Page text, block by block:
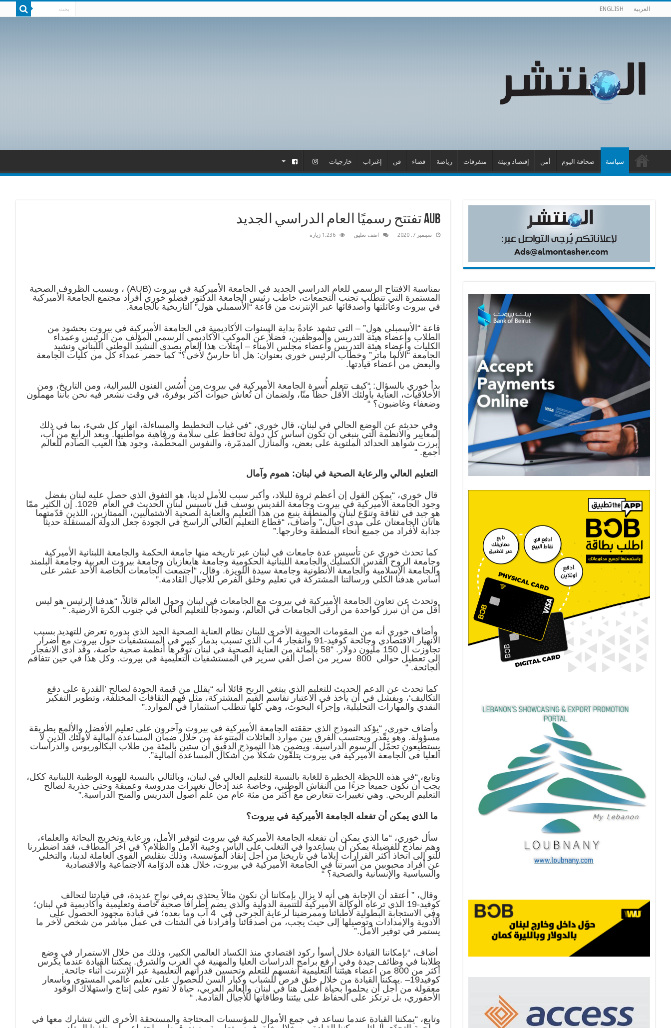
العربية ENGLISH
سياسة صحافة اليوم أمن إقتصاد وبيئة متفرقات رياضة قضاء فن إغتراب خارجيات
AUB تفتتح رسميًا العام الدراسي الجديد
سبتمبر 7, 2020 اضف تعليق 1,236 زيارة
بمناسبة الافتتاح الرسمي للعام الدراسي الجديد في الجامعة الأميركية في بيروت (AUB) ، وبسبب الظروف الصحية
المستمرة التي تتطلب تجنب التجمعات، خاطب رئيس الجامعة الدكتور فضلو خوري أفراد مجتمع الجامعة الأميركية
في بيروت وعائلتها وأصدقائها عبر الإنترنت من قاعة “الأسمبلي هول” التاريخية بالجامعة.
قاعة “الأسمبلي هول” – التي تشهد عادةً بداية السنوات الأكاديمية في الجامعة الأميركية في بيروت بحشود من
الطلاب وأعضاء هيئة التدريس والموظفين، فضلاً عن الموكب الأكاديمي الرسمي المؤلف من الرئيس وعمداء
الكليات وأعضاء هيئة التدريس وأعضاء مجلس الأمناء – امتلأت هذا العام بصدى النشيد الوطني اللبناني ونشيد
الجامعة “الألما ماتر” وخطاب الرئيس خوري بعنوان: هل أنا حارسٌ لأخي؟” كما حضر عمداء كل من كليات الجامعة
والبعض من أعضاء قيادتها.
بدأ خوري بالسؤال: “كيف تتعلم أُسرة الجامعة الأميركية في بيروت من أُسُس الفنون الليبرالية، ومن التاريخ، ومن
الأخلاقيات، العناية بأولئك الأقل حظًا منّا، ولضمان أن تُعاش حيوات أكثر بوفرة، في وقت نشعر فيه نحن بأننا مهملون
وضعفاء وغاضبون؟ “
وفي حديثه عن الوضع الحالي في لبنان، قال خوري، “في غياب التخطيط والمساءلة، انهار كل شيء، بما في ذلك
المعايير والأنظمة التي ينبغي أن تكون أساس كل دولة تحافظ على سلامة ورفاهية مواطنيها. وبعد الرابع من آب،
أبرزت شواهد الحدائد الملتوية على بعض، والمنازل المدمّرة، والنفوس المحطّمة، وجود هذا العيب الصادم للعالم
أجمع. “
التعليم العالي والرعاية الصحية في لبنان: هموم وآمال
قال خوري، “يمكن القول إن أعظم ثروة للبلاد، وأكبر سبب للأمل لدينا، هو التفوق الذي حصل عليه لبنان بفضل
وجود الجامعة الأميركية في بيروت وجامعة القديس يوسف قبل تأسيس لبنان الحديث في العام 029
1
. إن الكثير ممّا
هو جيد في ثقافة وتنوّع لبنان والمنطقة ينبع من هذا التعليم والعناية الصحية الاشتماليين، الممتازين، اللذين قدّمتهما
هاتان الجامعتان على مدى أجيال،” وأضاف، “قطاع التعليم العالي الراسخ في الجودة جعل الدولة المستقلة حديثاً
جذابة لأفراد من جميع أنحاء المنطقة وخارجها.”
كما تحدث خوري عن تأسيس عدة جامعات في لبنان عبر تاريخه منها جامعة الحكمة والجامعة اللبنانية الأميركية
وجامعة الروح القدس الكسليك والجامعة اللبنانية الحكومية وجامعة هايغازيان وجامعة بيروت العربية وجامعة البلمند
والجامعة الإسلامية والجامعة الأنطونية وجامعة سيدة اللويزة. وقال، “اجتمعت الجامعات الخاصة الأحد عشر على
أساس هدفنا الكلي ورسالتنا المشتركة في تعليم وخلق الفرص للأجيال القادمة.”
وتحدث عن تعاون الجامعة الأميركية في بيروت مع الجامعات في لبنان وحول العالم قائلاً، “هدفنا الرئيس هو ليس
أقل من أن نبرز كواحدة من أرقى الجامعات في العالم، ونموذجاً للتعليم العالي في جنوب الكرة الأرضية. “
وأضاف خوري أنه من المقومات الحيوية الأخرى للبنان نظام العناية الصحية الجيد الذي بدوره تعرض للتهديد بسبب
الانهيار الاقتصادي وجائحة كوفيد-91 وانفجار 4 آب الذي تسبب بدمار كبير في المستشفيات حول بيروت مع أضرار
تجاوزت ال 150 مليون دولار. “58 بالمائة من العناية الصحية في لبنان توفّرها أنظمة صحية خاصة، وقد أدى الانفجار
إلى تعطيل حوالي
800 سرير من أصل ألفي سرير في المستشفيات التعليمية في بيروت. وكل هذا في حين تتفاقم
الجائحة. “
كما تحدث عن الدعم الحديث للتعليم الذي يبتغي الربح قائلا أنه “يقلل من قيمة الجودة لصالح ’القدرة على دفع
التكاليف‘، ويفشل في أن يأخذ في الاعتبار تقاسم القيم المشتركة، مثل فهم الثقافات المختلفة، وتطوير التفكير
النقدي والمهارات التحليلية، وإجراء البحوث، وهي كلها تتطلب استثماراً في الموارد.”
وأضاف خوري، “يؤكد النموذج الذي حققته الجامعة الأميركية في بيروت وآخرون على تعليم الأفضل والألمع بطريقة
مسؤولة. وهو يقّدر ويحتسب الفرق بين موارد العائلات المتنوعة من خلال ضمان المساعدة المالية لأولئك الذين لا
يستطيعون تحمّل الرسوم الدراسية. ويضمن هذا النموذج الدقيق أن ستين بالمئة من طلاب البكالوريوس والدراسات
العليا في الجامعة الأميركية في بيروت يتلقّون شكلاً من أشكال المساعدة المالية.”
وتابع، “في هذه اللحظة الخطيرة للغاية بالنسبة للتعليم العالي في لبنان، وبالتالي بالنسبة للهوية الوطنية اللبنانية ككل،
يجب أن نكون جميعاً جزءًا من النقاش الوطني، وخاصة عند إدخال تغييرات مدروسة وعميقة وحتى جذرية لصالح
التعليم الربحي. وهي تغييرات تتعارض مع أكثر من مئة عام من علم أصول التدريس والمنح الدراسية.”
ما الذي يمكن أن تفعله الجامعة الأميركية في بيروت؟
سأل خوري، “ما الذي يمكن أن تفعله الجامعة الأميركية في بيروت لتوفير الأمل، ورعاية وتخريج البحاثة والعلماء،
وهم نماذج للفضيلة يمكن أن يساعدوا في التغلب على اليأس وخيبة الأمل والظلام؟ في آخر المطاف، فقد اضطررنا
للتو إلى اتخاذ أكثر القرارات إيلاماً في تاريخنا من أجل إنقاذ المؤسسة، وذلك بتقليص القوى العاملة لدينا، والتخلي
عن أفراد محبوبين من أسرتنا في الجامعة الأميركية في بيروت، خلال هذه الدوّامة الاجتماعية والاقتصادية
والسياسية والإنسانية والصحية؟ “
وقال، ” أعتقد أن الإجابة هي أنه لا يزال بإمكاننا أن نكون مثالاً يحتذى به في نواحٍ عديدة، في قيادتنا لتحالف
كوفيد-19
الذي ترعاه الوكالة الأميركية للتنمية الدولية والذي يضم أطرافاً صحية خاصة وتعليمية وأكاديمية في لبنان؛
وفي الاستجابة البطولية لأطبائنا وممرضينا لرعاية الجرحى في 4 آب وما بعده؛ في قيادة مجهود الحصول على
الأدوية والإمدادات وتوصيلها إلى حيث يجب، من أصدقائنا وأفرادنا في الشتات في عمل مباشر من شخص لآخر ما
يستمر في توفير الأمل.”
أضاف، “بإمكاننا القيادة خلال أسوأ ركود اقتصادي منذ الكساد العالمي الكبير، وذلك من خلال الاستمرار في وضع
طلابنا في وظائف جيدة وفي أرفع برامج الدراسات العليا والمهنية في الغرب والشرق. يمكننا القيادة عندما يكرس
أكثر من 800 من أعضاء هيئتنا التعليمية أنفسهم للتعلم وتحسين قدراتهم التعليمية عبر الإنترنت أثناء جائحة
كوفيد19
–
.يمكننا القيادة من خلال خلق فرص للشباب وكبار السن للحصول على تعليم عالمي المستوى وبأسعار
معقولة من أجل أن يحلموا بحياة أفضل هنا في لبنان والعالم العربي، حياة لا تقوم على إنتاج واستهلاك الوقود
الأحفوري، بل ترتكز على الحفاظ على بيئتنا وطاقاتها للأجيال القادمة. “
وتابع، “يمكننا القيادة عندما نساعد في جمع الأموال للمؤسسات المحتاجة والمستحقة الأخرى التي نتشارك معها في